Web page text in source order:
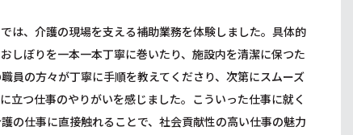
は、介護の現場を支える補助業務を体験しました。具体的
しぼりを一本一本丁寧に巻いたり、施設内を清潔に保つた
員の方々が丁寧に手順を教えてくださり、次第にスムーズ
立つ仕事のやりがいを感じました。こういった仕事に就く
の仕事に直接触れることで、社会貢献性の高い仕事の魅力